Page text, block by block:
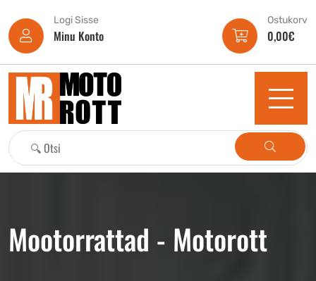
Logi Sisse
Minu Konto
Ostukorv
0,00€
Mootorrattad - Motorott